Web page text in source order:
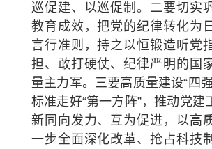
巡促建、以巡促制。二要切实
教育成效，把党的纪律转化为
言行准则，持之以恒锻造听党
担、敢打硬仗、纪律严明的国
量主力军。三要高质量建设“四
标准走好“第一方阵”，推动党建
新同向发力、互为促进，以高
一步全面深化改革、抢占科技